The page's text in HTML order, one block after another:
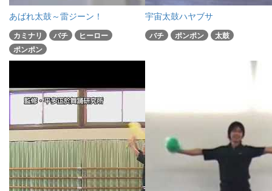
あばれ太鼓～雷ジーン！
カミナリ バチ
ヒーロー
ポンポン
宇宙太鼓ハヤブサ
バチ ポンポン 太鼓